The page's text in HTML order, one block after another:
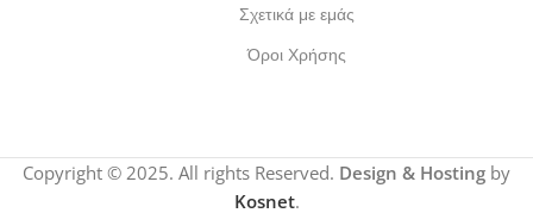
Σχετικά με εμάς
Όροι Χρήσης
Copyright © 2025. All rights Reserved. Design & Hosting by
Kosnet.